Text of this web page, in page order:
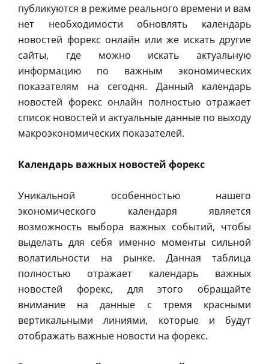
публикуются в режиме реального времени и вам
нет необходимости обновлять календарь
новостей форекс онлайн или же искать другие
сайты, где можно искать актуальную
информацию по важным экономических
показателям на сегодня. Данный календарь
новостей форекс онлайн полностью отражает
список новостей и актуальные данные по выходу
макроэкономических показателей.
Календарь важных новостей форекс
Уникальной особенностью нашего
экономического календаря является
возможность выбора важных событий, чтобы
выделать для себя именно моменты сильной
волатильности на рынке. Данная таблица
полностью отражает календарь важных
новостей форекс, для этого обращайте
внимание на данные с тремя красными
вертикальными линиями, которые и будут
отображать важные новости на форекс.